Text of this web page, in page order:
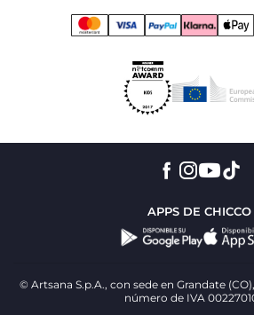
APPS DE CHICCO
© Artsana S.p.A., con sede en Grandate
número de IVA